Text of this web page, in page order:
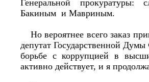
Генеральной
Бакиным и Мавриным.
Но вероятнее всего заказ
депутат Государственной
борьбе с коррупцией в
активно действует, и я